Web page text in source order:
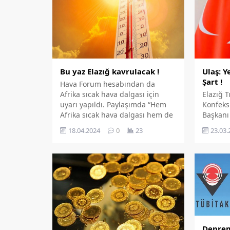
Bu yaz Elazığ kavrulacak !
Hava Forum hesabından da
Afrika sıcak hava dalgası için
uyarı yapıldı. Paylaşımda “Hem
Afrika sıcak hava dalgası hem de
Afrika çöl tozları ülkemize doğru
yola çıktı” denirken salı akşamı
belirtildi. Bir sonraki paylaşımda
ise “Afrika ile sıcaklık şahlanışı
yaşayacağız. Yaz gelmeden
birçok şehir bu sezon 2. kez...
18.04.2024 0 23
Ulaş:
Şart !
Elazığ
ayında
yerel
Ulaş:
destek